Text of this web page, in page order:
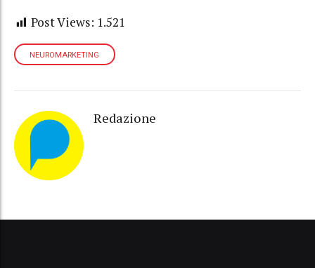
Post Views: 1.521
NEUROMARKETING
Redazione